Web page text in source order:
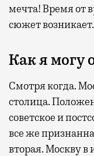
мечта! Время от
сюжет
Как я могу
Смотря когда.
столица.
советское и
все же
вторая. Москву в